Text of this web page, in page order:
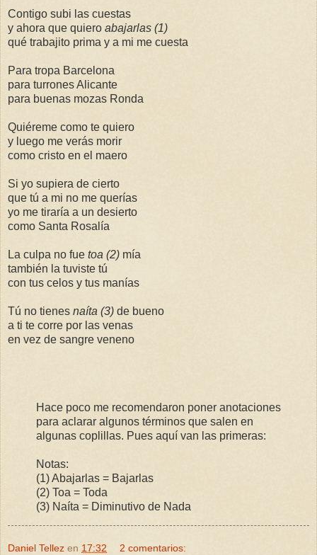
Contigo subi las cuestas
y ahora que quiero abajarlas (1)
qué trabajito prima y a mi me cuesta
Para tropa Barcelona
para turrones Alicante
para buenas mozas Ronda
Quiéreme como te quiero
y luego me verás morir
como cristo en el maero
Si yo supiera de cierto
que tú a mi no me querías
yo me tiraría a un desierto
como Santa Rosalía
La culpa no fue toa (2) mía
también la tuviste tú
con tus celos y tus manías
Tú no tienes naíta (3) de bueno
a ti te corre por las venas
en vez de sangre veneno
Hace poco me recomendaron poner anotaciones
para aclarar algunos términos que salen en
algunas coplillas. Pues aquí van las primeras:
Notas:
(1) Abajarlas = Bajarlas
(2) Toa = Toda
(3) Naíta = Diminutivo de Nada
Daniel Tellez en 17:32 2 comentarios: